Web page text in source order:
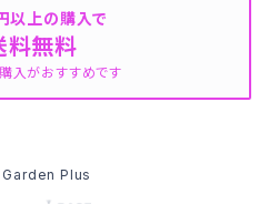
上の購入で
料無料
入がおすすめです
Plus